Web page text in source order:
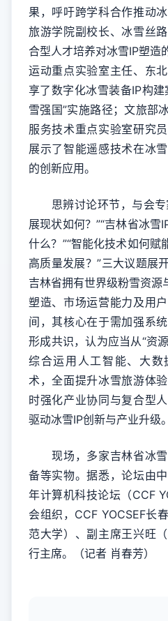
果，呼吁跨学科合作推动
旅游学院副校长、冰雪丝
合型人才培养对冰雪IP塑造
运动重点实验室主任、东
享了数字化冰雪装备IP构
雪强国”实施路径；文旅部
服务技术重点实验室研究
展示了智能遥感技术在冰
的创新应用。
思辨讨论环节，与会专
展现状如何？”“吉林省冰雪
什么？”“智能化技术如何赋
高质量发展？”三大议题展
吉林省拥有世界级粉雪资源
塑造、市场运营能力及用
间，其核心在于需加强系
形成共识，认为应当从“资源
综合运用人工智能、大数
术，全面提升冰雪旅游体
时强化产业协同与复合型
驱动冰雪IP创新与产业升级。
现场，多家吉林省冰雪
备等实物。据悉，论坛由
年计算机科技论坛（CCF
会组织，CCF YOCSEF长
范大学）、副主席王兴旺
行主席。（记者 肖春芳）